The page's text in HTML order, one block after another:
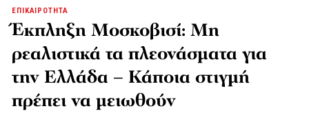
ΕΠΙΚΑΙΡΟΤΗΤΑ
Έκπληξη Μοσκοβισί: Μη
ρεαλιστικά τα πλεονάσματα για
την Ελλάδα – Κάποια στιγμή
πρέπει να μειωθούν